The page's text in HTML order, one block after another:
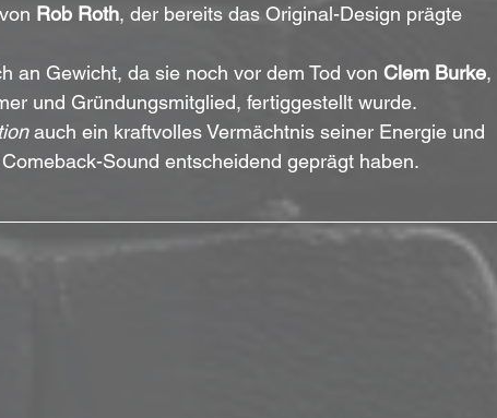
Rob Roth, der bereits das Original-Design prägte
an Gewicht, da sie noch vor dem Tod von Clem Burke,
und Gründungsmitglied, fertiggestellt wurde.
auch ein kraftvolles Vermächtnis seiner Energie und
Sound entscheidend geprägt haben.